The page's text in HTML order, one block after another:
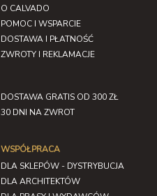
O CALVADO
POMOC I WSPARCIE
DOSTAWA I PŁATNOŚĆ
ZWROTY I REKLAMACJE
DOSTAWA GRATIS OD 300 ZŁ
30 DNI NA ZWROT
WSPÓŁPRACA
DLA SKLEPÓW - DYSTRYBUCJA
DLA ARCHITEKTÓW